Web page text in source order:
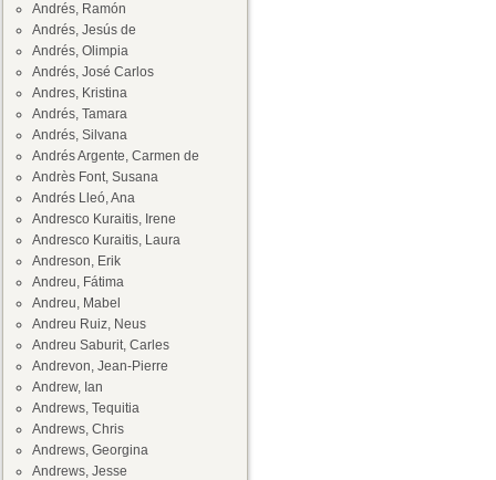
Andrés, Ramón
Andrés, Jesús de
Andrés, Olimpia
Andrés, José Carlos
Andres, Kristina
Andrés, Tamara
Andrés, Silvana
Andrés Argente, Carmen de
Andrès Font, Susana
Andrés Lleó, Ana
Andresco Kuraitis, Irene
Andresco Kuraitis, Laura
Andreson, Erik
Andreu, Fátima
Andreu, Mabel
Andreu Ruiz, Neus
Andreu Saburit, Carles
Andrevon, Jean-Pierre
Andrew, Ian
Andrews, Tequitia
Andrews, Chris
Andrews, Georgina
Andrews, Jesse